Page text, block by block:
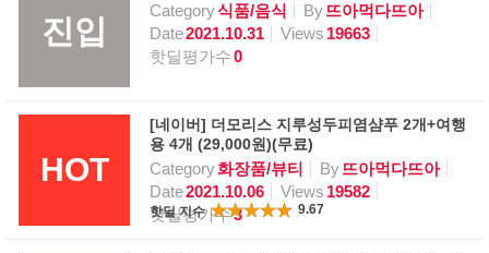
진입
Category식품/음식 By뜨아먹다뜨아
Date2021.10.31 Views 19663
핫딜평가수0
HOT
[네이버] 더모리스 지루성두피염샴푸 2개+여행
용 4개 (29,000원)(무료)
Category화장품/뷰티 By뜨아먹다뜨아
Date2021.10.06 Views 19582
핫딜평가수3
핫딜 지수 9.67